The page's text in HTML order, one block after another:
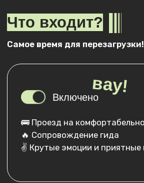
Даты и стоимость
Прибытие:
«Галерея».